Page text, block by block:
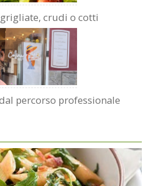
crudi o cotti
percorso professionale